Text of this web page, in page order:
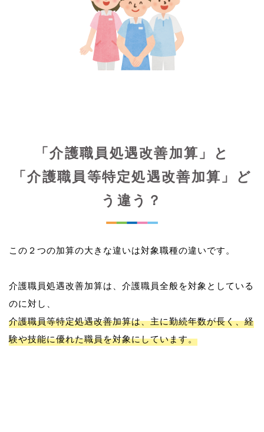
「介護職員処遇改善加算」と
「介護職員等特定処遇改善加算」ど
う違う？
この２つの加算の大きな違いは対象職種の違いです。
介護職員処遇改善加算は、介護職員全般を対象としている
介護職員等特定処遇改善加算は、主に勤続年数が長く、経
験や技能に優れた職員を対象にしています。